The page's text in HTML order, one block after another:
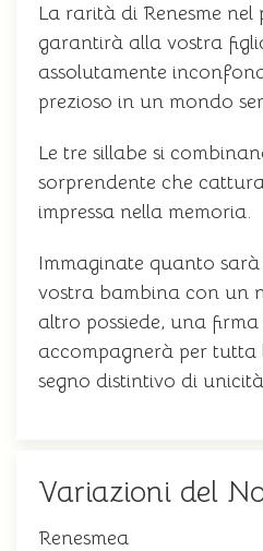
La rarità di Renesme
garantirà alla vostra
assolutamente
prezioso in un mondo
Le tre sillabe si
sorprendente che
impressa nella memoria.
Immaginate quanto
vostra bambina con un
altro possiede, una
accompagnerà per
segno distintivo di
Variazioni del
Renesmea